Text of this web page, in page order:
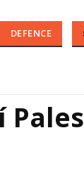
DEFENCE